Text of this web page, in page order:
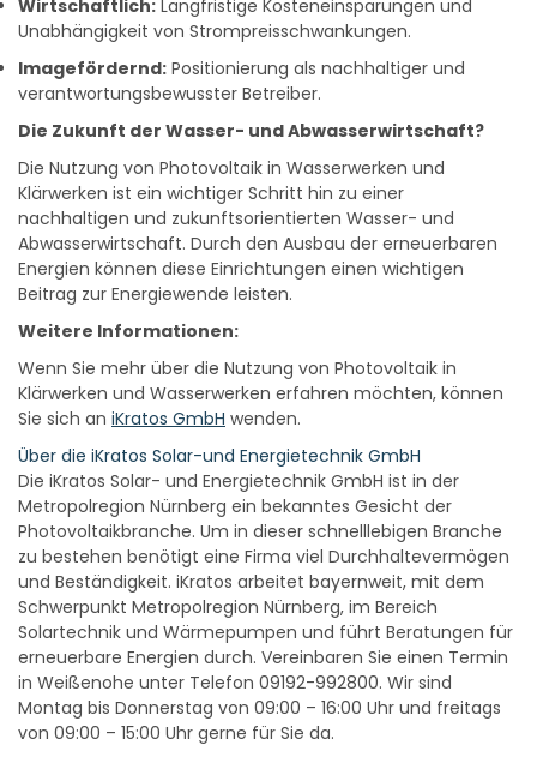
Wirtschaftlich: Langfristige Kosteneinsparungen und
Unabhängigkeit von Strompreisschwankungen.
Imagefördernd: Positionierung als nachhaltiger und
verantwortungsbewusster Betreiber.
Die Zukunft der Wasser- und Abwasserwirtschaft?
Die Nutzung von Photovoltaik in Wasserwerken und
Klärwerken ist ein wichtiger Schritt hin zu einer
nachhaltigen und zukunftsorientierten Wasser- und
Abwasserwirtschaft. Durch den Ausbau der erneuerbaren
Energien können diese Einrichtungen einen wichtigen
Beitrag zur Energiewende leisten.
Weitere Informationen:
Wenn Sie mehr über die Nutzung von Photovoltaik in
Klärwerken und Wasserwerken erfahren möchten, können
Sie sich an iKratos GmbH wenden.
Über die iKratos Solar-und Energietechnik GmbH
Die iKratos Solar- und Energietechnik GmbH ist in der
Metropolregion Nürnberg ein bekanntes Gesicht der
Photovoltaikbranche. Um in dieser schnelllebigen Branche
zu bestehen benötigt eine Firma viel Durchhaltevermögen
und Beständigkeit. iKratos arbeitet bayernweit, mit dem
Schwerpunkt Metropolregion Nürnberg, im Bereich
Solartechnik und Wärmepumpen und führt Beratungen für
erneuerbare Energien durch. Vereinbaren Sie einen Termin
in Weißenohe unter Telefon 09192-992800. Wir sind
Montag bis Donnerstag von 09:00 – 16:00 Uhr und freitags
von 09:00 – 15:00 Uhr gerne für Sie da.